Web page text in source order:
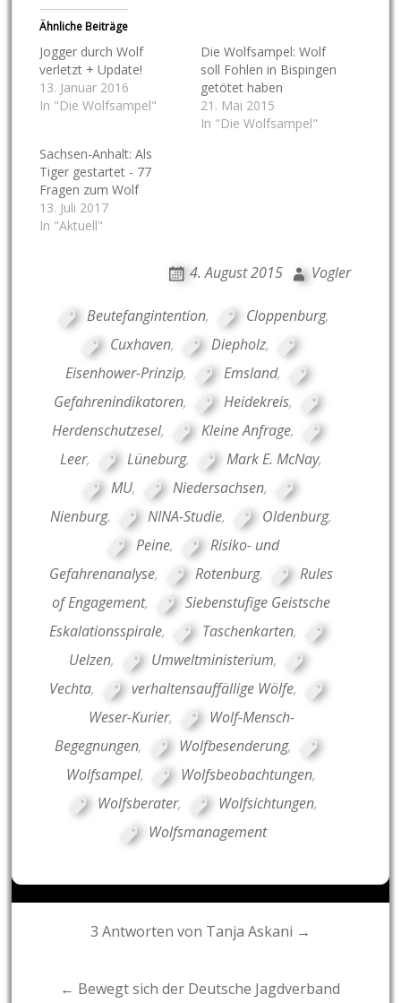
Ähnliche Beiträge
Jogger durch Wolf
verletzt + Update!
13. Januar 2016
In "Die Wolfsampel"
Die Wolfsampel: Wolf
soll Fohlen in Bispingen
getötet haben
21. Mai 2015
In "Die Wolfsampel"
Sachsen-Anhalt: Als
Tiger gestartet - 77
Fragen zum Wolf
13. Juli 2017
In "Aktuell"
4. August 2015 Vogler
Beutefangintention, Cloppenburg,
Cuxhaven, Diepholz,
Eisenhower-Prinzip, Emsland,
Gefahrenindikatoren, Heidekreis,
Herdenschutzesel, Kleine Anfrage,
Leer, Lüneburg, Mark E. McNay,
MU, Niedersachsen,
Nienburg, NINA-Studie, Oldenburg,
Peine,
Risiko- und
Gefahrenanalyse, Rotenburg,
Rules
of Engagement,
Siebenstufige Geistsche
Eskalationsspirale, Taschenkarten,
Uelzen, Umweltministerium,
Vechta, verhaltensauffällige Wölfe,
Weser-Kurier,
Wolf-Mensch-
Begegnungen, Wolfbesenderung,
Wolfsampel, Wolfsbeobachtungen,
Wolfsberater, Wolfsichtungen,
Wolfsmanagement
3 Antworten von Tanja Askani →
← Bewegt sich der Deutsche Jagdverband